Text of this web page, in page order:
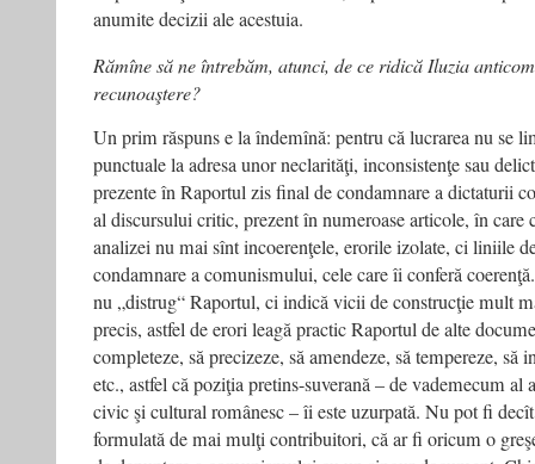
anumite decizii ale acestuia.
Rămîne să ne întrebăm, atunci, de ce ridică Iluzia
recunoaştere?
Un prim răspuns e la îndemînă: pentru că lucrarea nu se
punctuale la adresa unor neclarităţi, inconsistenţe sau
prezente în Raportul zis final de condamnare a dictaturii
al discursului critic, prezent în numeroase articole, în care
analizei nu mai sînt incoerenţele, erorile izolate, ci liniile
condamnare a comunismului, cele care îi conferă
nu „distrug“ Raportul, ci indică vicii de construcţie mult
precis, astfel de erori leagă practic Raportul de alte
completeze, să precizeze, să amendeze, să tempereze, să
etc., astfel că poziţia pretins-suverană – de vademecum
civic şi cultural românesc – îi este uzurpată. Nu pot fi
formulată de mai mulţi contribuitori, că ar fi oricum o